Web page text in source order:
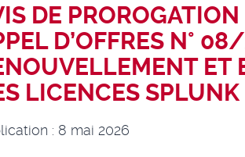
DE
D’OFFRES N°
ET
LICENCES SPLUNK
: 8 mai 2026